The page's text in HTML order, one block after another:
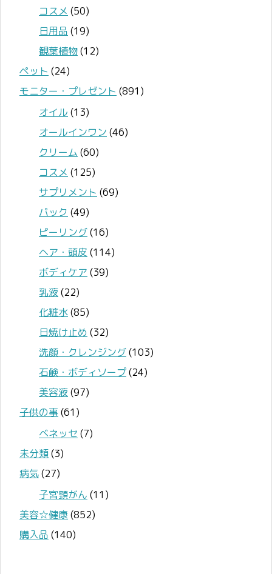
コスメ (50)
日用品 (19)
観葉植物(12)
ペット (24)
モニター・プレゼント (891)
オイル (13)
オールインワン (46)
クリーム (60)
コスメ (125)
サプリメント (69)
パック (49)
ピーリング(16)
ヘア・頭皮 (114)
ボディケア (39)
乳液(22)
化粧水(85)
日焼け止め (32)
洗顔・クレンジング(103)
石鹸・ボディソープ(24)
美容液(97)
子供の事 (61)
ベネッセ (7)
未分類(3)
病気(27)
子宮頸がん (11)
美容☆健康(852)
購入品 (140)